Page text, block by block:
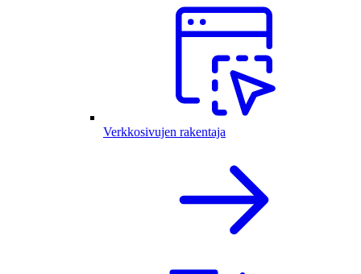
Verkkosivujen rakentaja